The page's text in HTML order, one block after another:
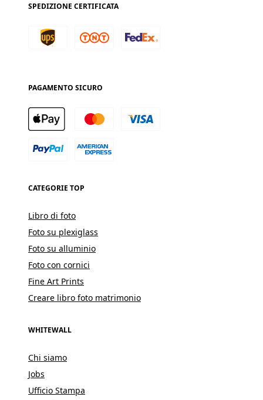
SPEDIZIONE CERTIFICATA
PAGAMENTO SICURO
CATEGORIE TOP
Libro di foto
Foto su plexiglass
Foto su alluminio
Foto con cornici
Fine Art Prints
Creare libro foto matrimonio
WHITEWALL
Chi siamo
Jobs
Ufficio Stampa